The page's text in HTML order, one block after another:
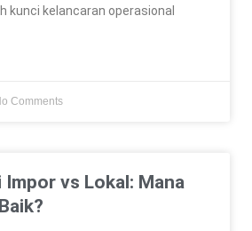
kunci kelancaran operasional
Comments
Impor vs Lokal: Mana